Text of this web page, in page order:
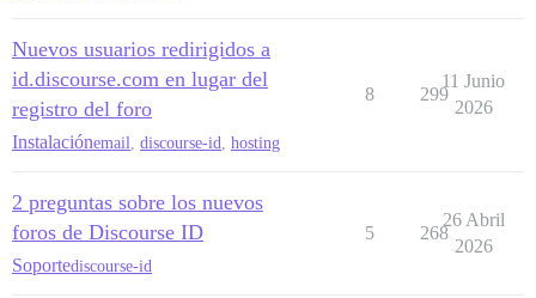
Nuevos usuarios redirigidos a
id.discourse.com en lugar del
registro del foro
Instalaciónemail discourse-id hosting
8 299
11 Junio
2026
2 preguntas sobre los nuevos
foros de Discourse ID
Soportediscourse-id
5 268
26 Abril
2026